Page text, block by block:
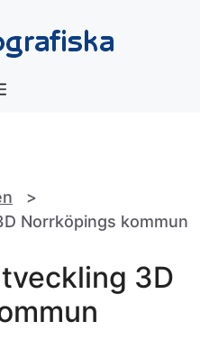
Meny
>
Norrköpings kommun
3D